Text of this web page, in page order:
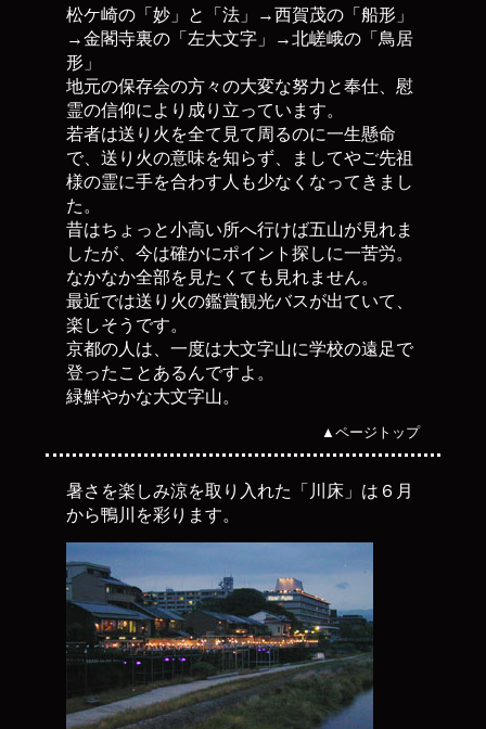
松ケ崎の「妙」と「法」→西賀茂の「船形」
→金閣寺裏の「左大文字」→北嵯峨の「鳥居
形」
地元の保存会の方々の大変な努力と奉仕、慰
霊の信仰により成り立っています。
若者は送り火を全て見て周るのに一生懸命
で、送り火の意味を知らず、ましてやご先祖
様の霊に手を合わす人も少なくなってきまし
た。
昔はちょっと小高い所へ行けば五山が見れま
したが、今は確かにポイント探しに一苦労。
なかなか全部を見たくても見れません。
最近では送り火の鑑賞観光バスが出ていて、
楽しそうです。
京都の人は、一度は大文字山に学校の遠足で
登ったことあるんですよ。
緑鮮やかな大文字山。
▲ページトップ
暑さを楽しみ涼を取り入れた「川床」は６月
から鴨川を彩ります。